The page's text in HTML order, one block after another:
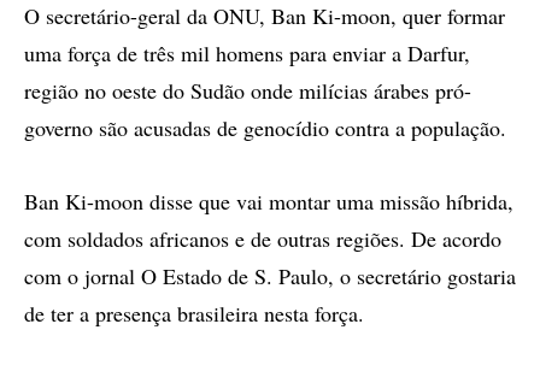
O secretário-geral da ONU, Ban Ki-moon, quer formar
uma força de três mil homens para enviar a Darfur,
região no oeste do Sudão onde milícias árabes pró-
governo são acusadas de genocídio contra a população.
Ban Ki-moon disse que vai montar uma missão híbrida,
com soldados africanos e de outras regiões. De acordo
com o jornal O Estado de S. Paulo, o secretário gostaria
de ter a presença brasileira nesta força.